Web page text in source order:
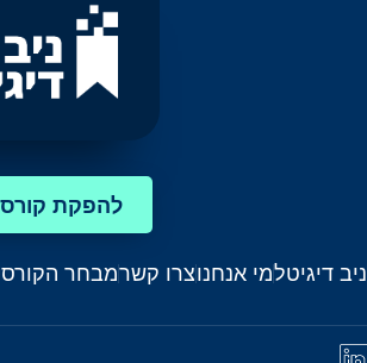
להפקת קורס
ניב דיגיטלמי אנחנוצרו קשרמבחר